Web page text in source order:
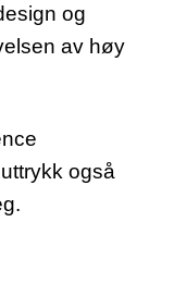
og
av høy
også